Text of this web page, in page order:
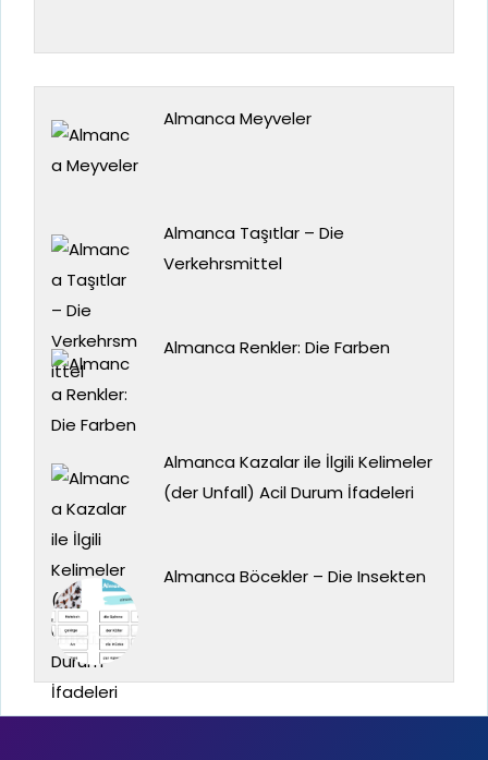
Almanca Meyveler
Almanca Taşıtlar – Die
Verkehrsmittel
Almanca Renkler: Die Farben
Almanca Kazalar ile İlgili Kelimeler
(der Unfall) Acil Durum İfadeleri
Almanca Böcekler – Die Insekten